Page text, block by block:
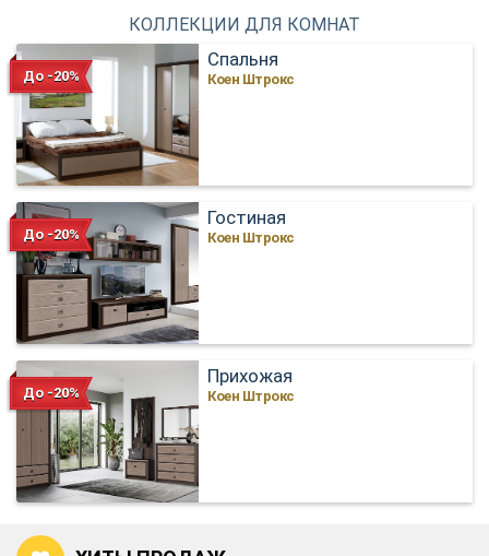
КОЛЛЕКЦИИ ДЛЯ КОМНАТ
До -20%
Спальня
Коен Штрокс
До -20%
Гостиная
Коен Штрокс
До -20%
Прихожая
Коен Штрокс